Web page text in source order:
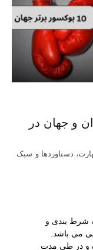
ایران و جهان در
دستاوردها و سبک
شرط بندی و
می باشد.
اندازی شده و در طی مدت